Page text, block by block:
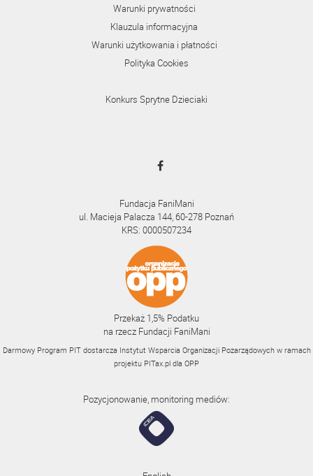
Warunki prywatności
Klauzula informacyjna
Warunki użytkowania i płatności
Polityka Cookies
Konkurs Sprytne Dzieciaki
Fundacja FaniMani
ul. Macieja Palacza 144, 60-278 Poznań
KRS: 0000507234
Przekaż 1,5% Podatku
na rzecz Fundacji FaniMani
Darmowy Program PIT dostarcza Instytut Wsparcia Organizacji Pozarządowych w ramach
projektu PITax.pl dla OPP
Pozycjonowanie, monitoring mediów: